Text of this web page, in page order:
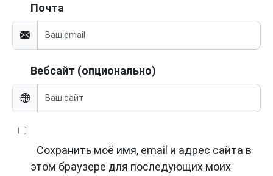
Почта
Вебсайт (опционально)
Сохранить моё имя, email и адрес сайта в
этом браузере для последующих моих